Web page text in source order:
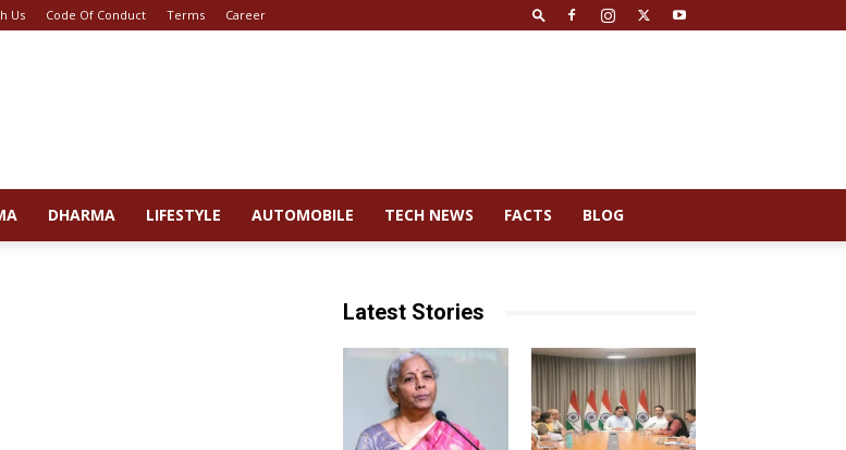
Us Code Of Conduct Terms Career
DHARMA LIFESTYLE AUTOMOBILE TECH NEWS FACTS BLOG
Latest Stories